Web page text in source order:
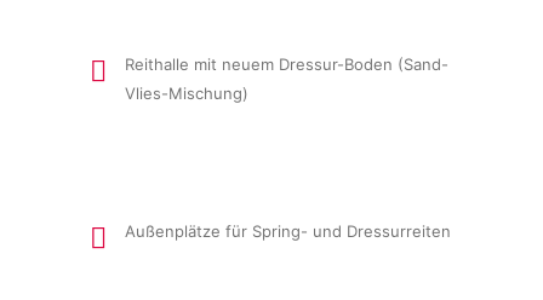
Reithalle mit neuem Dressur-Boden (Sand-
Vlies-Mischung)
Außenplätze für Spring- und Dressurreiten